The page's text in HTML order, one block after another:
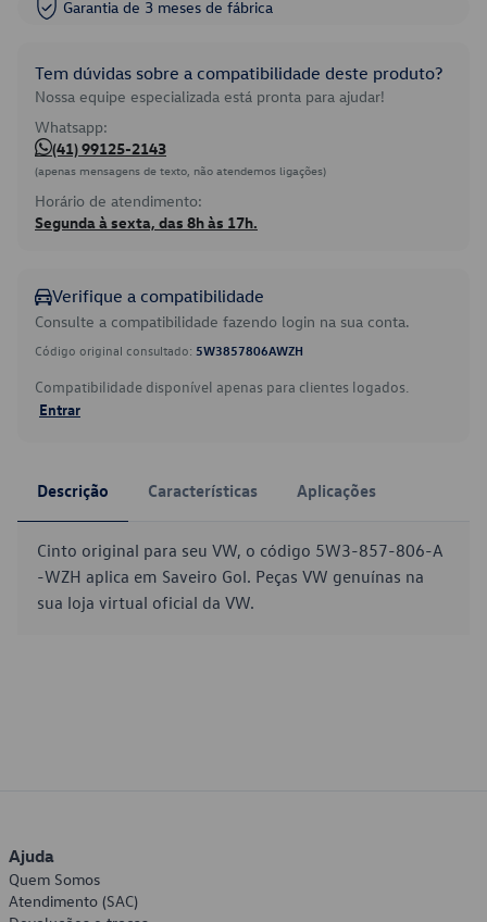
Garantia de 3 meses de fábrica
Tem dúvidas sobre a compatibilidade deste produto?
Nossa equipe especializada está pronta para ajudar!
Whatsapp:
(41) 99125-2143
(apenas mensagens de texto, não atendemos ligações)
Horário de atendimento:
Segunda à sexta, das 8h às 17h.
Verifique a compatibilidade
Consulte a compatibilidade fazendo login na sua conta.
Código original consultado: 5W3857806AWZH
Compatibilidade disponível apenas para clientes logados.
Entrar
Descrição Características Aplicações
Cinto original para seu VW, o código 5W3-857-806-A
-WZH aplica em Saveiro Gol. Peças VW genuínas na
sua loja virtual oficial da VW.
Ajuda
Quem Somos
Atendimento (SAC)